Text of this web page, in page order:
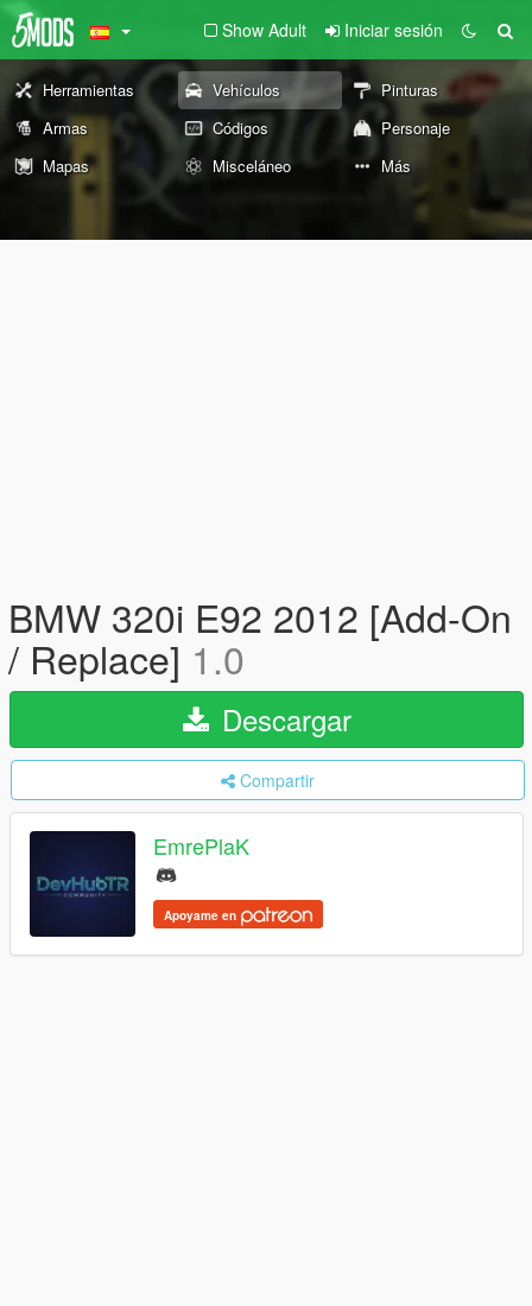
Show Adult Iniciar sesión
Herramientas Vehículos
Pinturas
Armas
Códigos
Personaje
Mapas
Misceláneo Más
BMW 320i E92 2012 [Add-On
/ Replace] 1.0
Descargar
Compartir
EmrePlaK
Apoyame en